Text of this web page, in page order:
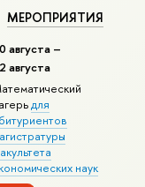
МЕРОПРИЯТИЯ
августа –
августа
для
наук